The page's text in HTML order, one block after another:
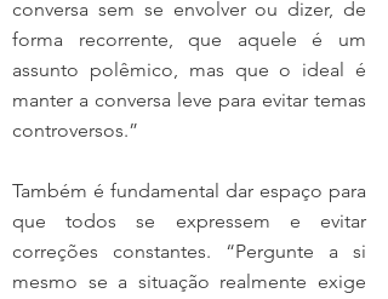
conversa sem se envolver ou dizer, de
forma recorrente, que aquele é um
assunto polêmico, mas que o ideal é
manter a conversa leve para evitar temas
controversos.”
Também é fundamental dar espaço para
que todos se expressem e evitar
correções constantes. “Pergunte a si
mesmo se a situação realmente exige